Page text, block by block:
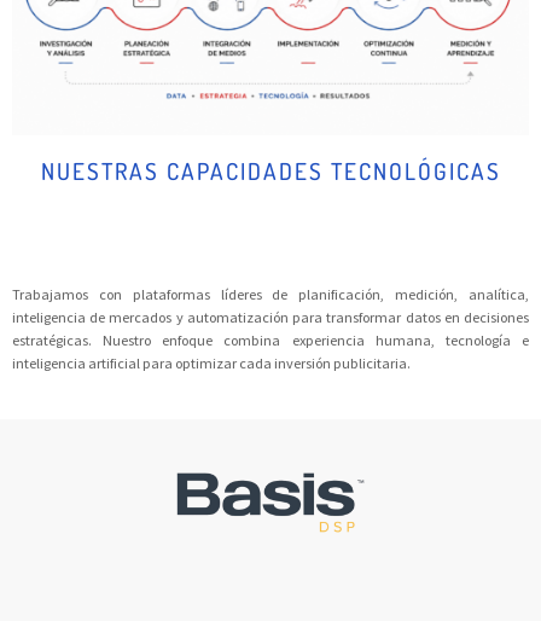
NUESTRAS CAPACIDADES TECNOLÓGICAS
Trabajamos con plataformas líderes de planificación, medición, analítica,
inteligencia de mercados y automatización para transformar datos en decisiones
estratégicas. Nuestro enfoque combina experiencia humana, tecnología e
inteligencia artificial para optimizar cada inversión publicitaria.